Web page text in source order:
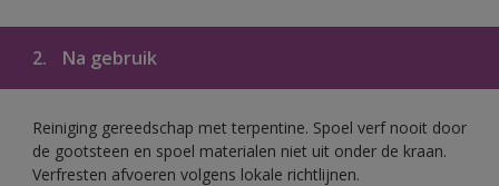
2. Na gebruik
Reiniging gereedschap met terpentine. Spoel verf nooit door
de gootsteen en spoel materialen niet uit onder de kraan.
Verfresten afvoeren volgens lokale richtlijnen.